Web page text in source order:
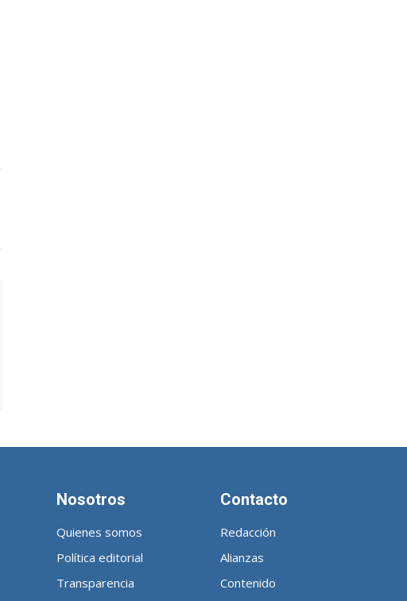
Nosotros
Quienes somos
Política editorial
Transparencia
Contacto
Redacción
Alianzas
Contenido